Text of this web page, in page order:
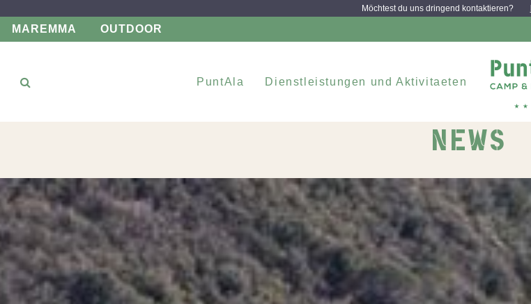
Möchtest du uns dringend kontaktieren?
MAREMMA OUTDOOR
PuntAla Dienstleistungen und Aktivitaeten
NEWS